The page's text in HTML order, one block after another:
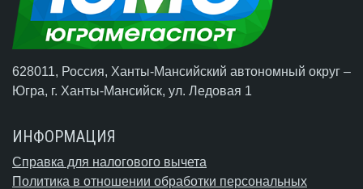
628011, Россия, Ханты-Мансийский автономный округ –
Югра, г. Ханты-Мансийск, ул. Ледовая 1
ИНФОРМАЦИЯ
Справка для налогового вычета
Политика в отношении обработки персональных